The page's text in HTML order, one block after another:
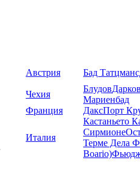
Австрия Бад
Чехия
Блудов
Мариенбад
Франция
ДаксПорт
Италия
Кастаньето
Сирмионе
Терме Дела
Boario)